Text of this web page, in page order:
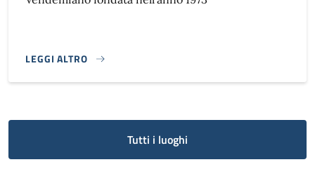
LEGGI ALTRO
}
Tutti i luoghi